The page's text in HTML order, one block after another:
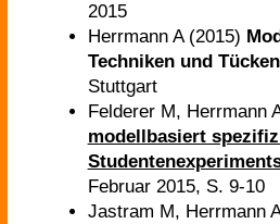
2015
Herrmann A (2015)
Techniken und
Stuttgart
Felderer M, Herrmann
modellbasiert
Februar 2015, S. 9-10
Jastram M, Herrmann